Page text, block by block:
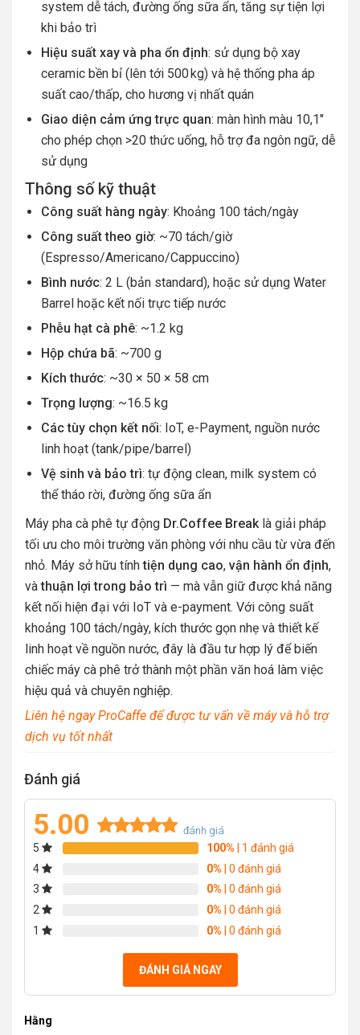
system dễ tách, đường ống sữa ẩn, tăng sự tiện lợi
khi bảo trì
Hiệu suất xay và pha ổn định: sử dụng bộ xay
ceramic bền bỉ (lên tới 500 kg) và hệ thống pha áp
suất cao/thấp, cho hương vị nhất quán
Giao diện cảm ứng trực quan: màn hình màu 10,1″
cho phép chọn >20 thức uống, hỗ trợ đa ngôn ngữ, dễ
sử dụng
Thông số kỹ thuật
Công suất hàng ngày: Khoảng 100 tách/ngày
Công suất theo giờ: ~70 tách/giờ
(Espresso/Americano/Cappuccino)
Bình nước: 2 L (bản standard), hoặc sử dụng Water
Barrel hoặc kết nối trực tiếp nước
Phễu hạt cà phê: ~1.2 kg
Hộp chứa bã: ~700 g
Kích thước: ~30 × 50 × 58 cm
Trọng lượng: ~16.5 kg
Các tùy chọn kết nối: IoT, e-Payment, nguồn nước
linh hoạt (tank/pipe/barrel)
Vệ sinh và bảo trì: tự động clean, milk system có
thể tháo rời, đường ống sữa ẩn
Máy pha cà phê tự động Dr.Coffee Break là giải pháp
tối ưu cho môi trường văn phòng với nhu cầu từ vừa đến
nhỏ. Máy sở hữu tínhtiện dụng cao, vận hành ổn định,
vàthuận lợi trong bảo trì — mà vẫn giữ được khả năng
kết nối hiện đại với IoT và e-payment. Với công suất
khoảng 100 tách/ngày, kích thước gọn nhẹ và thiết kế
linh hoạt về nguồn nước, đây là đầu tư hợp lý để biến
chiếc máy cà phê trở thành một phần văn hoá làm việc
hiệu quả và chuyên nghiệp.
Liên hệ ngay ProCaffe để được tư vấn về máy và hỗ trợ
dịch vụ tốt nhất
Đánh giá
5.00
Rated5.00
1
đánh giá
5 100% | 1 đánh giá
4
0% | 0 đánh giá
3
0% | 0 đánh giá
2
0% | 0 đánh giá
1
0% | 0 đánh giá
ĐÁNH GIÁ NGAY
Hằng